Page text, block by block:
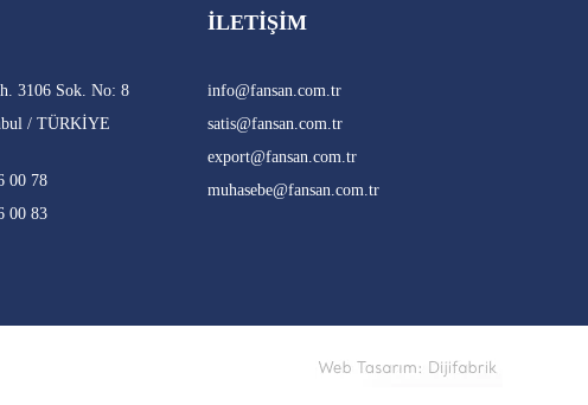
3106 Sok. No: 8
/ TÜRKİYE
00 78
00 83
İLETIŞIM
info@fansan.com.tr
satis@fansan.com.tr
export@fansan.com.tr
muhasebe@fansan.com.tr